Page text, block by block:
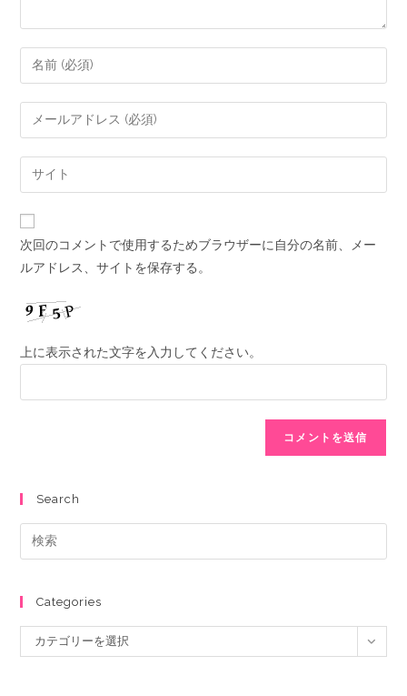
次回のコメントで使用するためブラウザーに自分の名前、メー
ルアドレス、サイトを保存する。
上に表示された文字を入力してください。
Search
Categories
カテゴリーを選択